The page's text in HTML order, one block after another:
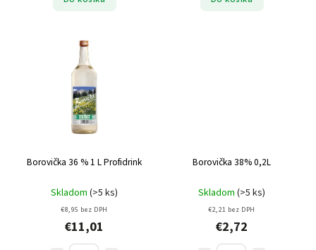
Borovička 36 % 1 L Profidrink
Skladom (>5 ks)
€8,95 bez DPH
€11,01
Borovička 38% 0,2L
Skladom (>5 ks)
€2,21 bez DPH
€2,72